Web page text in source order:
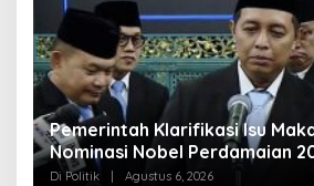
Muktamar NU ke-35 di
Siagakan 3 Posko Kesehatan
Di Politik Agustus 6, 2026